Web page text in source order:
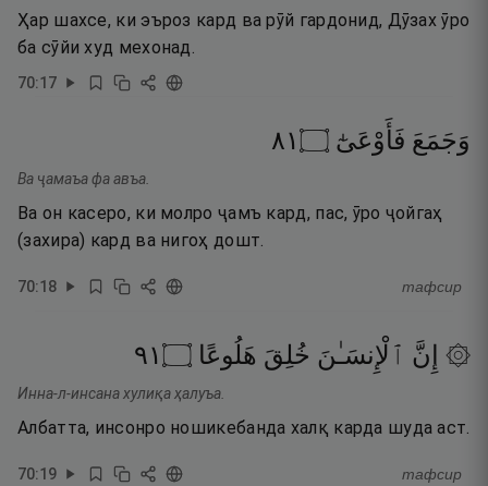
Ҳар шахсе, ки эъроз кард ва рӯй гардонид, Дӯзах ӯро
ба сӯйи худ мехонад.
70:17
وَجَمَعَ فَأَوْعَىٰٓ ۝١٨
Ва ҷамаъа фа авъа.
Ва он касеро, ки молро ҷамъ кард, пас, ӯро ҷойгаҳ
(захира) кард ва нигоҳ дошт.
70:18 тафсир
۞ إِنَّ ٱلْإِنسَـٰنَ خُلِقَ هَلُوعًا ۝١٩
Инна-л-инсана хулиқа ҳалуъа.
Албатта, инсонро ношикебанда халқ карда шуда аст.
70:19 тафсир